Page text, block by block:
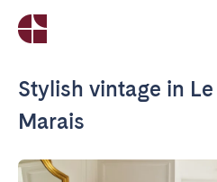
Stylish vintage in Le
Marais